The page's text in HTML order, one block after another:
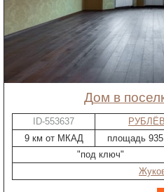
дом в
ID-553637
9 км от МКАД
площадь
"под ключ"